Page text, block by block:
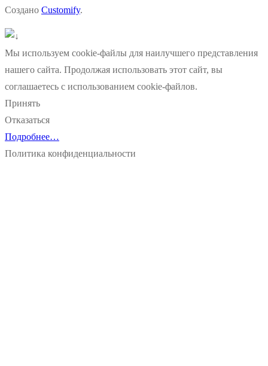
Создано Customify.
Мы используем cookie-файлы для наилучшего представления
нашего сайта. Продолжая использовать этот сайт, вы
соглашаетесь с использованием cookie-файлов.
Принять
Отказаться
Подробнее…
Политика конфиденциальности